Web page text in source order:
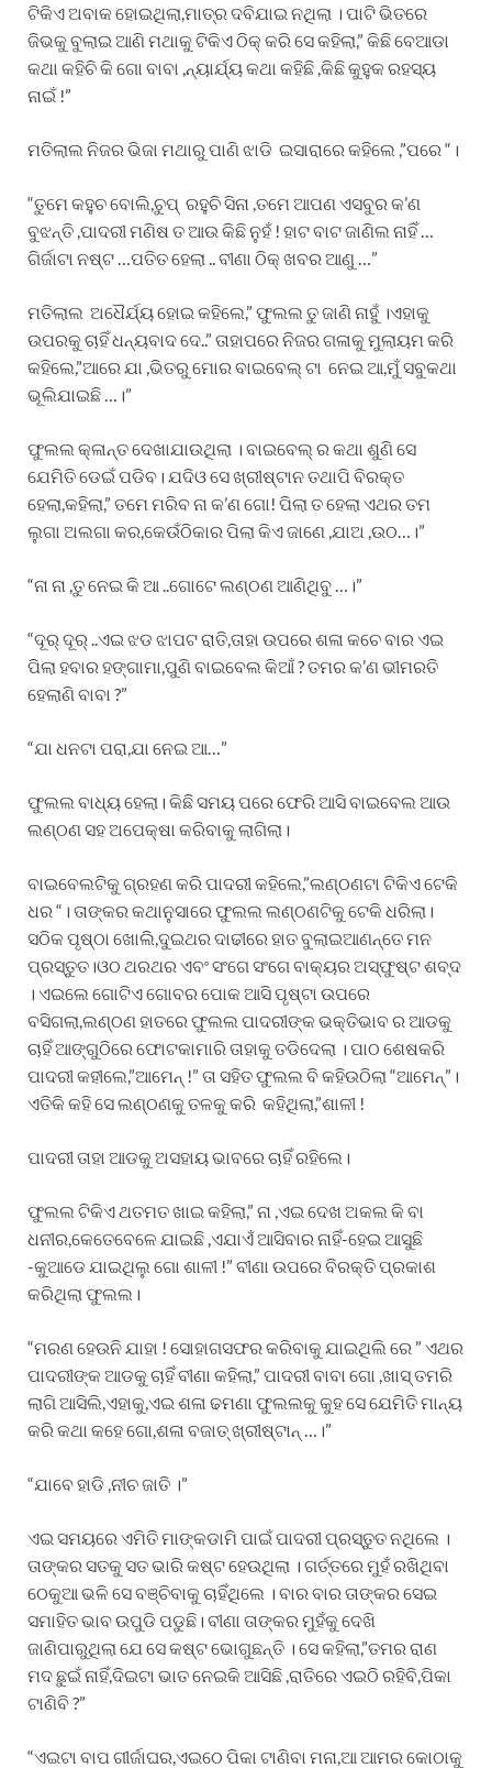
ଟିକିଏ ଅବାକ ହୋଇଥିଲା,ମାତ୍ର ଦବିଯାଇ ନଥିଲା । ପାଟି ଭିତରେ
ଜିଭକୁ ବୁଲାଇ ଆଣି ମଥାକୁ ଟିକିଏ ଠିକ୍ କରି ସେ କହିଲା,” କିଛି ବେଆଡା
କଥା କହିଚି କି ଗୋ ବାବା ,ନ୍ୟାର୍ଯ୍ୟ କଥା କହିଛି ,କିଛି କୁହୁକ ରହସ୍ୟ
ନାଇଁ !”
ମତିଲାଲ ନିଜର ଭିଜା ମଥାରୁ ପାଣି ଝାଡି ଇସାରାରେ କହିଲେ ,”ପରେ “।
“ତୁମେ କହୁଚ ବୋଲି,ଚୁପ୍ ରହୁଚି ସିନା ,ତମେ ଆପଣ ଏସବୁର କ’ଣ
ବୁଝନ୍ତି ,ପାଦରୀ ମଣିଷ ତ ଆଉ କିଛି ନୁହଁ ! ହାଟ ବାଟ ଜାଣିଲ ନାହିଁ …
ଗିର୍ଜାଟା ନଷ୍ଟ …ପତିତ ହେଲା .. ବୀଣା ଠିକ୍ ଖବର ଆଣୁ …”
ମତିଲାଲ ଅଧୈର୍ଯ୍ୟ ହୋଇ କହିଲେ,” ଫୁଲଲ ତୁ ଜାଣି ନାହୁଁ ।ଏହାକୁ
ଉପରକୁ ଚାହିଁ ଧନ୍ୟବାଦ ଦେ..” ତାହାପରେ ନିଜର ଗଳାକୁ ମୁଲାୟମ କରି
କହିଲେ,”ଆରେ ଯା ,ଭିତରୁ ମୋର ବାଇବେଲ୍ ଟା ନେଇ ଆ,ମୁଁ ସବୁକଥା
ଭୂଲିଯାଇଛି …।”
ଫୁଲଲ କ୍ଳାନ୍ତ ଦେଖାଯାଉଥିଲା । ବାଇବେଲ୍ ର କଥା ଶୁଣି ସେ
ଯେମିତି ଡେଇଁ ପଡିବ। ଯଦିଓ ସେ ଖ୍ରୀଷ୍ଟାନ ତଥାପି ବିରକ୍ତ
ହେଲା,କହିଲା,” ତମେ ମରିବ ନା କ’ଣ ଗୋ! ପିଲା ତ ହେଲା ଏଥର ତମ
ଲୁଗା ଅଲଗା କର,କେଉଁଠିକାର ପିଲା କିଏ ଜାଣେ ,ଯାଅ ,ଉଠ…।”
“ନା ନା ,ତୁ ନେଇ କି ଆ ..ଗୋଟେ ଲଣ୍ଠଣ ଆଣିଥିବୁ …।”
“ଦୂର୍ ଦୂର୍ ..ଏଇ ଝଡ ଝାପଟ ରାତି,ତାହା ଉପରେ ଶଳା କଚେ ବାର ଏଇ
ପିଲା ହବାର ହଙ୍ଗାମା,ପୁଣି ବାଇବେଲ କିଆଁ ? ତମର କ’ଣ ଭୀମରତି
ହେଲାଣି ବାବା ?”
“ଯା ଧନଟା ପରା,ଯା ନେଇ ଆ…”
ଫୁଲଲ ବାଧ୍ୟ ହେଲା। କିଛି ସମୟ ପରେ ଫେରି ଆସି ବାଇବେଲ ଆଉ
ଲଣ୍ଠଣ ସହ ଅପେକ୍ଷା କରିବାକୁ ଲାଗିଲା।
ବାଇବେଲଟିକୁ ଗ୍ରହଣ କରି ପାଦରୀ କହିଲେ,”ଲଣ୍ଠଣଟା ଟିକିଏ ଟେକି
ଧର “। ତାଙ୍କର କଥାନୁସାରେ ଫୁଲଲ ଲଣ୍ଠଣଟିକୁ ଟେକି ଧରିଲା।
ସଠିକ ପୃଷ୍ଠା ଖୋଲି,ଦୁଇଥର ଦାଢୀରେ ହାତ ବୁଲାଇଆଣନ୍ତେ ମନ
ପ୍ରସ୍ତୁତ।ଓଠ ଥରଥର ଏବଂ ସଂଗେ ସଂଗେ ବାକ୍ୟର ଅସ୍ଫୁଷ୍ଟ ଶବ୍ଦ
। ଏଇଲେ ଗୋଟିଏ ଗୋବର ପୋକ ଆସି ପୃଷ୍ଟା ଉପରେ
ବସିଗଲା,ଲଣ୍ଠଣ ହାତରେ ଫୁଲଲ ପାଦରୀଙ୍କ ଭକ୍ତିଭାବ ର ଆଡକୁ
ଚାହିଁ ଆଙ୍ଗୁଠିରେ ଫୋଟକାମାରି ତାହାକୁ ତଡିଦେଲା । ପାଠ ଶେଷକରି
ପାଦରୀ କହୀଲେ,”ଆମେନ୍ !” ତା ସହିତ ଫୁଲଲ ବି କହିଉଠିଲା “ଆମେନ୍”।
ଏତିକି କହି ସେ ଲଣ୍ଠଣକୁ ତଳକୁ କରି କହିଥିଲା,”ଶାଳୀ !
ପାଦରୀ ତାହା ଆଡକୁ ଅସହାୟ ଭାବରେ ଚାହିଁ ରହିଲେ।
ଫୁଲଲ ଟିକିଏ ଥତମତ ଖାଇ କହିଲା,” ନା ,ଏଇ ଦେଖ ଅକଲ କି ବା
ଧନୀର,କେତେବେଳେ ଯାଇଛି ,ଏଯାଏଁ ଆସିବାର ନାହିଁ-ହେଇ ଆସୁଛି
-କୁଆଡେ ଯାଇଥିଲୁ ଗୋ ଶାଳୀ !” ବୀଣା ଉପରେ ବିରକ୍ତି ପ୍ରକାଶ
କରିଥିଲା ଫୁଲଲ।
“ମରଣ ହେଉନି ଯାହା ! ସୋହାଗସଫର କରିବାକୁ ଯାଇଥିଲି ରେ ” ଏଥର
ପାଦରୀଙ୍କ ଆଡକୁ ଚାହିଁ ବୀଣା କହିଲା,” ପାଦରୀ ବାବା ଗୋ ,ଖାସ୍ ତମରି
ଲାଗି ଆସିଲି,ଏହାକୁ,ଏଇ ଶଳା ଢମଣା ଫୁଲଲକୁ କୁହ ସେ ଯେମିତି ମାନ୍ୟ
କରି କଥା କହେ ଗୋ,ଶଳା ବଜାତ୍ ଖ୍ରୀଷ୍ଟାନ୍ …।”
“ଯାବେ ହାଡି ,ନୀଚ ଜାତି ।”
ଏଇ ସମୟରେ ଏମିତି ମାଙ୍କଡାମି ପାଇଁ ପାଦରୀ ପ୍ରସ୍ତୁତ ନଥିଲେ ।
ତାଙ୍କର ସତକୁ ସତ ଭାରି କଷ୍ଟ ହେଉଥିଲା । ଗର୍ତ୍ତରେ ମୁହଁ ରଖିଥିବା
ଠେକୁଆ ଭଳି ସେ ବଞ୍ଚିବାକୁ ଚାହିଁଥିଲେ । ବାର ବାର ତାଙ୍କର ସେଇ
ସମାହିତ ଭାବ ଉପୁଡି ପଡୁଛି। ବୀଣା ତାଙ୍କର ମୁହଁକୁ ଦେଖି
ଜାଣିପାରୁଥିଲା ଯେ ସେ କଷ୍ଟ ଭୋଗୁଛନ୍ତି । ସେ କହିଲା,”ତମର ରାଣ
ମଦ ଛୁଇଁ ନାହିଁ,ଦିଇଟା ଭାତ ନେଇକି ଆସିଛି ,ରାତିରେ ଏଇଠି ରହିବି,ପିକା
ଟାଣିବି ?”
“ଏଇଟା ବାପ ଗୀର୍ଜାଘର,ଏଇଠେ ପିକା ଟାଣିବା ମନା,ଆ ଆମର କୋଠାକୁ